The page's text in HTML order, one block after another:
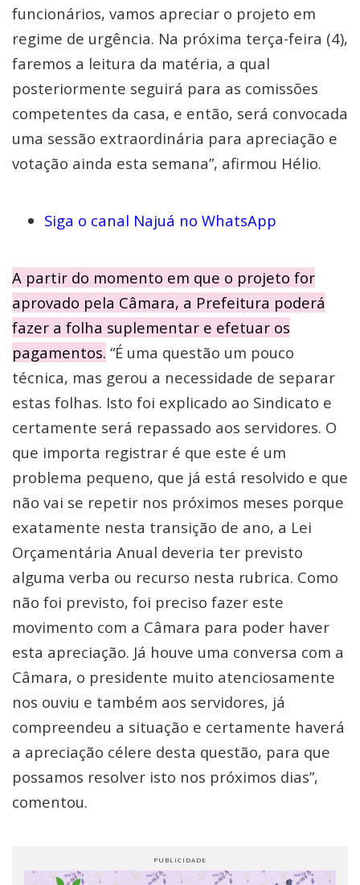
funcionários, vamos apreciar o projeto em
regime de urgência. Na próxima terça-feira (4),
faremos a leitura da matéria, a qual
posteriormente seguirá para as comissões
competentes da casa, e então, será convocada
uma sessão extraordinária para apreciação e
votação ainda esta semana”, afirmou Hélio.
Siga o canal Najuá no WhatsApp
A partir do momento em que o projeto for
aprovado pela Câmara, a Prefeitura poderá
fazer a folha suplementar e efetuar os
pagamentos. “É uma questão um pouco
técnica, mas gerou a necessidade de separar
estas folhas. Isto foi explicado ao Sindicato e
certamente será repassado aos servidores. O
que importa registrar é que este é um
problema pequeno, que já está resolvido e que
não vai se repetir nos próximos meses porque
exatamente nesta transição de ano, a Lei
Orçamentária Anual deveria ter previsto
alguma verba ou recurso nesta rubrica. Como
não foi previsto, foi preciso fazer este
movimento com a Câmara para poder haver
esta apreciação. Já houve uma conversa com a
Câmara, o presidente muito atenciosamente
nos ouviu e também aos servidores, já
compreendeu a situação e certamente haverá
a apreciação célere desta questão, para que
possamos resolver isto nos próximos dias”,
comentou.